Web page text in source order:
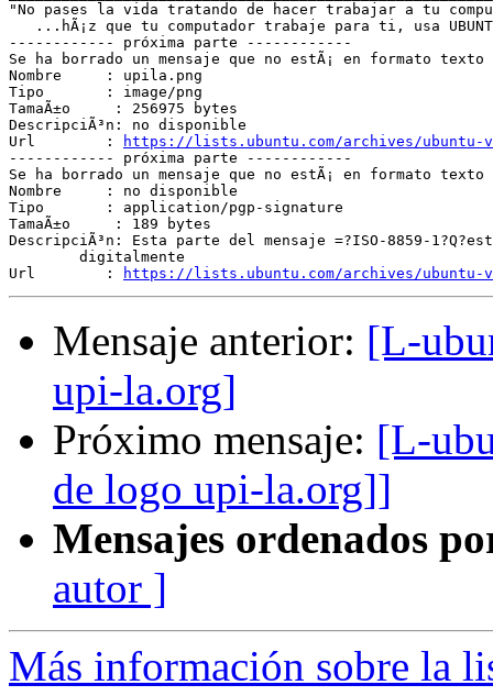
"No pases la vida tratando de hacer trabajar a tu
...hÃ¡z que tu computador trabaje para ti, usa
------------ próxima parte ------------
Se ha borrado un mensaje que no estÃ¡ en formato
Nombre     : upila.png
Tipo       : image/png
TamaÃ±o     : 256975 bytes
DescripciÃ³n: no disponible
Url        :
https://lists.ubuntu.com/archives/ubuntu-
------------ próxima parte ------------
Se ha borrado un mensaje que no estÃ¡ en formato
Nombre     : no disponible
Tipo       : application/pgp-signature
TamaÃ±o     : 189 bytes
DescripciÃ³n: Esta parte del mensaje =?ISO-8859-
Url        :
https://lists.ubuntu.com/archives/ubuntu-
Mensaje anterior: [L-
upi-la.org]
Próximo mensaje: [L-
de logo upi-la.org]]
Mensajes ordenados
autor ]
Más información sobre la